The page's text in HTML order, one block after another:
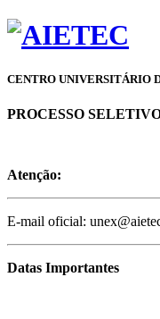
CENTRO UNIVERSITÁRIO
PROCESSO
Atenção:
E-mail oficial:
Datas Importantes